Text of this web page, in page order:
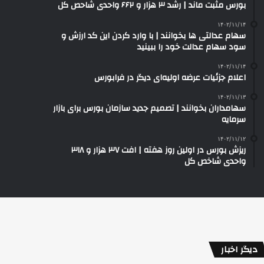
بورس مثبت ماند | رشد ۳ هزار و ۶۶۲ واحدی شاحص کل
۱۴۰۲/۱۱/۱۴
سهام عدالتی ها بخوانند | با وارد کردن این کد ارزش و
سود سهام عدالت خود را ببینید
۱۴۰۲/۱۱/۱۴
اعلام جزئیات عرضه اولیه‌ای دیگر در فرابورس
۱۴۰۲/۱۱/۱۳
سهامداران بخوانند | تصمیم جدید سازمان بورس برای بازار
سرمایه
۱۴۰۲/۱۱/۱۲
ریزش بورس در اولین روز هفته | افت ۳۷ هزار و ۳۱۸
واحدی شاخص کل
دیگر اخبار